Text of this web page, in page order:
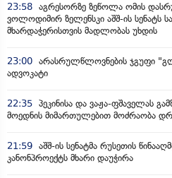
23:58 აგრესორზე ზეწოლა ომის
ვოლოდიმირ ზელენსკი აშშ-ის სენატს
მხარდაჭერისთვის მადლობას უხდის
23:00 არასრულწლოვნების ჯგუფი
ადვოკატი
22:35 პეკინისა და ვაჟა-ფშაველას
მოედნის მიმართულებით მოძრაობა
21:59 აშშ-ის სენატმა რუსეთის
კანონპროექტს მხარი დაუჭირა